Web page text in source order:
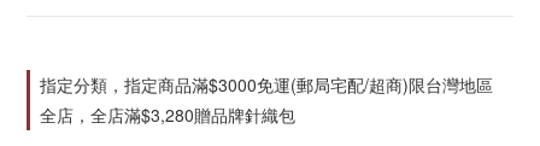
指定分類，指定商品滿$3000免運(郵局宅配/超商)限台灣地區
全店，全店滿$3,280贈品牌針織包